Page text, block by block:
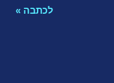
לכתבה »